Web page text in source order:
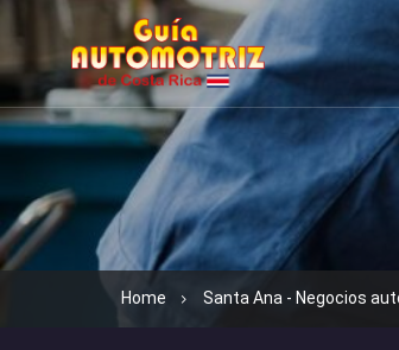
Home Santa Ana - Negocios